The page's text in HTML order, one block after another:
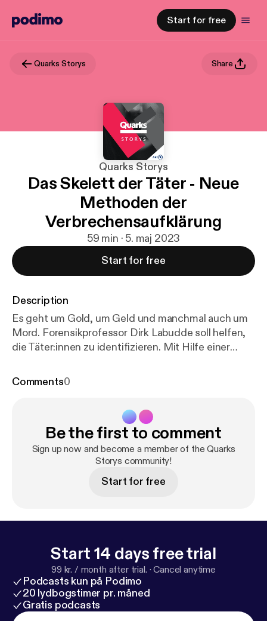
Start for free
Quarks Storys Share
Quarks Storys
Das Skelett der Täter - Neue
Methoden der
Verbrechensaufklärung
59 min · 5. maj 2023
Start for free
Description
Es geht um Gold, um Geld und manchmal auch um
Mord. Forensikprofessor Dirk Labudde soll helfen,
die Täter:innen zu identifizieren. Mit Hilfe einer
s://www.quarks.de/storyquarks/
Verbrechensaufklärung. Lübbe-Verlag. 2022. Infos
zu Hochschule Mittweida:https://www.cb.hs-mittw
eida.de/fachgruppen/forensik/So viele
Verbrechen gibt es in Deutschland - Polizeiliche
Kriminalstatistik 2022:https://www.bka.de/DE/Aktu
Beutezug – Wo ist die Goldmünze?:https://www.ar
ezug-wo-ist-die-goldmuenze-s14-e01/rbb-fernseh
en/Y3JpZDovL3JiYl8wZDRmNzc2NC0yMzI3LTQ5
NmUtYWQ4MS0xZmYxYjliNjU2NjlfcHVibGljYXRpb
24
Comments0
Be the first to comment
Sign up now and become a member of the Quarks
Storys community!
Start for free
Start 14 days free trial
99 kr. / month after trial. ·Cancel anytime
Podcasts kun på Podimo
20 lydbogstimer pr. måned
Gratis podcasts